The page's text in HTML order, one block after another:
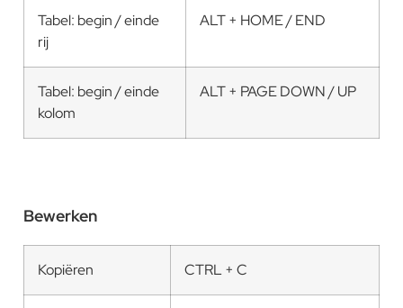
Tabel: begin / einde
rij
ALT + HOME / END
Tabel: begin / einde
kolom
ALT + PAGE DOWN / UP
Bewerken
Kopiëren CTRL + C